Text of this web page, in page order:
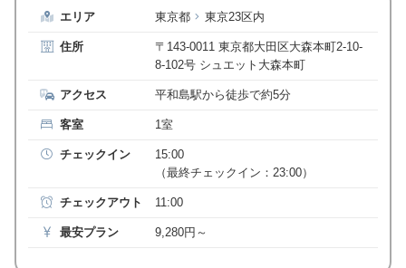
エリア 東京都 東京23区内
住所
〒143-0011 東京都大田区大森本町2-10-
8-102号 シュエット大森本町
アクセス 平和島駅から徒歩で約5分
客室 1室
チェックイン
15:00
（最終チェックイン：23:00）
チェックアウト 11:00
最安プラン 9,280円～